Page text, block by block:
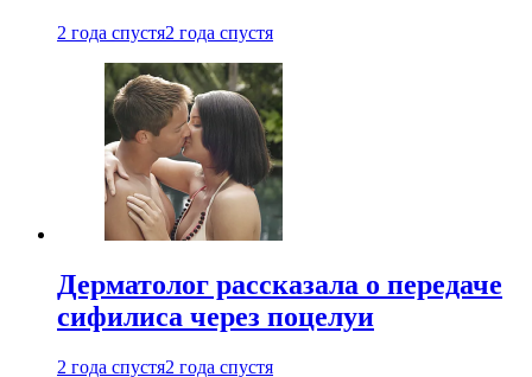
2 года спустя2 года спустя
Дерматолог рассказала о передаче
сифилиса через поцелуи
2 года спустя2 года спустя